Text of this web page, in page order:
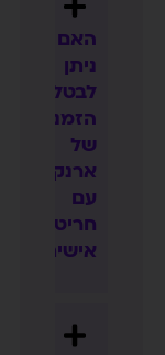
האם
ניתן
לבטל
הזמנה
של
ארנק
עם
חריטה
אישית?